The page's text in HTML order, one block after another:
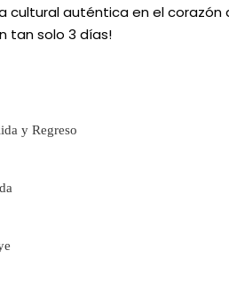
cultural auténtica en el corazón
tan solo 3 días!
y Regreso